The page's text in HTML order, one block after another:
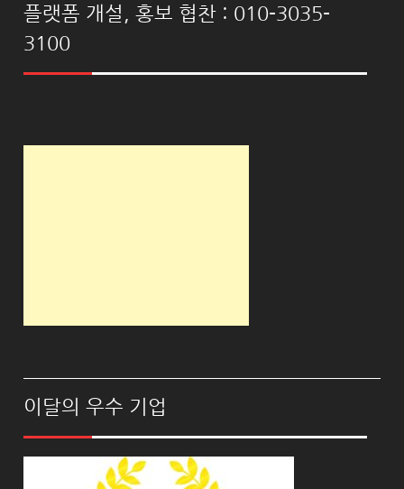
플랫폼 개설, 홍보 협찬 : 010-3035-
3100
이달의 우수 기업